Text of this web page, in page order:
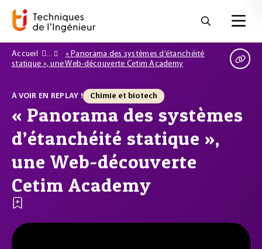
Accueil
« Panorama des systèmes d’étanchéité
statique », une Web-découverte Cetim Academy
À VOIR EN REPLAY ! Chimie et biotech
« Panorama des systèmes
d’étanchéité statique »,
une Web-découverte
Cetim Academy